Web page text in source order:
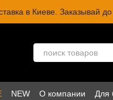
в Киеве. Заказывай
NEW О компании Для